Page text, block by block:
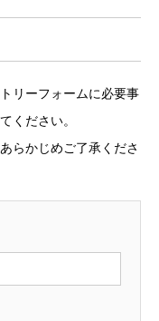
リーフォームに必要事
ください。
らかじめご了承くださ